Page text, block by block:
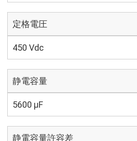
定格電圧
450 Vdc
静電容量
5600 µF
静電容量許容差